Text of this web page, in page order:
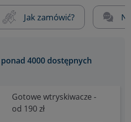
Jak zamówić?
4000 dostępnych
Gotowe wtryskiwacze -
od 190 zł